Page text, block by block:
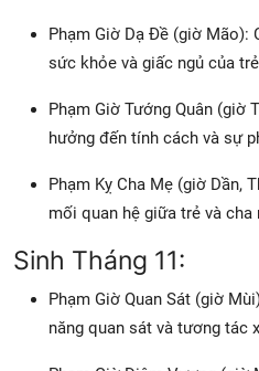
Phạm Giờ Dạ Đề (giờ Mão):
sức khỏe và giấc ngủ của
Phạm Giờ Tướng Quân (giờ
hưởng đến tính cách và sự
Phạm Kỵ Cha Mẹ (giờ Dần,
mối quan hệ giữa trẻ và cha
Sinh Tháng 11:
Phạm Giờ Quan Sát (giờ
năng quan sát và tương tác